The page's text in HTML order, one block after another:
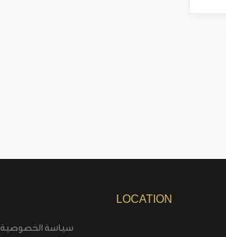
سياسة الخصوصية
LOCATION